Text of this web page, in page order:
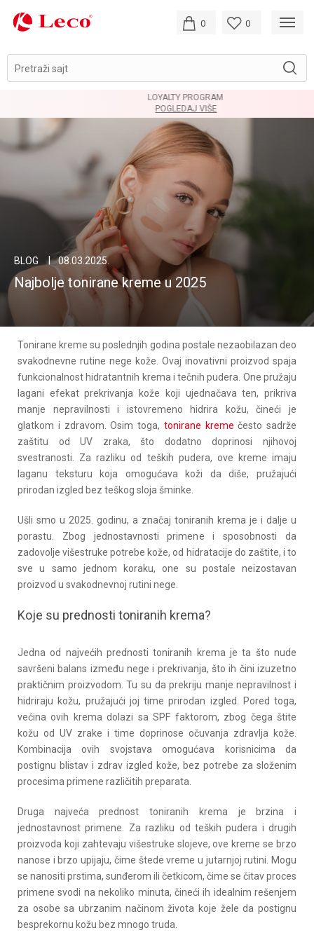
Pretraži sajt
0 0
LOYALTY PROGRAM
POGLEDAJ VIŠE
BLOG 08.03.2025.
Najbolje tonirane kreme u 2025
Tonirane kreme su poslednjih godina postale nezaobilazan deo
svakodnevne rutine nege kože. Ovaj inovativni proizvod spaja
funkcionalnost hidratantnih krema i tečnih pudera. One pružaju
lagani efekat prekrivanja kože koji ujednačava ten, prikriva
manje nepravilnosti i istovremeno hidrira kožu, čineći je
glatkom i zdravom. Osim toga, tonirane kreme često sadrže
zaštitu od UV zraka, što dodatno doprinosi njihovoj
svestranosti. Za razliku od teških pudera, ove kreme imaju
laganu teksturu koja omogućava koži da diše, pružajući
prirodan izgled bez teškog sloja šminke.
Ušli smo u 2025. godinu, a značaj toniranih krema je i dalje u
porastu. Zbog jednostavnosti primene i sposobnosti da
zadovolje višestruke potrebe kože, od hidratacije do zaštite, i to
sve u samo jednom koraku, one su postale neizostavan
proizvod u svakodnevnoj rutini nege.
Koje su prednosti toniranih krema?
Jedna od najvećih prednosti toniranih krema je ta što nude
savršeni balans između nege i prekrivanja, što ih čini izuzetno
praktičnim proizvodom. Tu su da prekriju manje nepravilnost i
hidriraju kožu, pružajući joj time prirodan izgled. Pored toga,
većina ovih krema dolazi sa SPF faktorom, zbog čega štite
kožu od UV zrake i time doprinose očuvanja zdravlja kože.
Kombinacija ovih svojstava omogućava korisnicima da
postignu blistav i zdrav izgled kože, bez potrebe za složenim
procesima primene različitih preparata.
Druga najveća prednost toniranih krema je brzina i
jednostavnost primene. Za razliku od teških pudera i drugih
proizvoda koji zahtevaju višestruke slojeve, ove kreme se brzo
nanose i brzo upijaju, čime štede vreme u jutarnjoj rutini. Mogu
se nanositi prstima, sunđerom ili četkicom, čime se čitav proces
primene svodi na nekoliko minuta, čineći ih idealnim rešenjem
za osobe sa ubrzanim načinom života koje žele da postignu
besprekornu kožu bez mnogo truda.